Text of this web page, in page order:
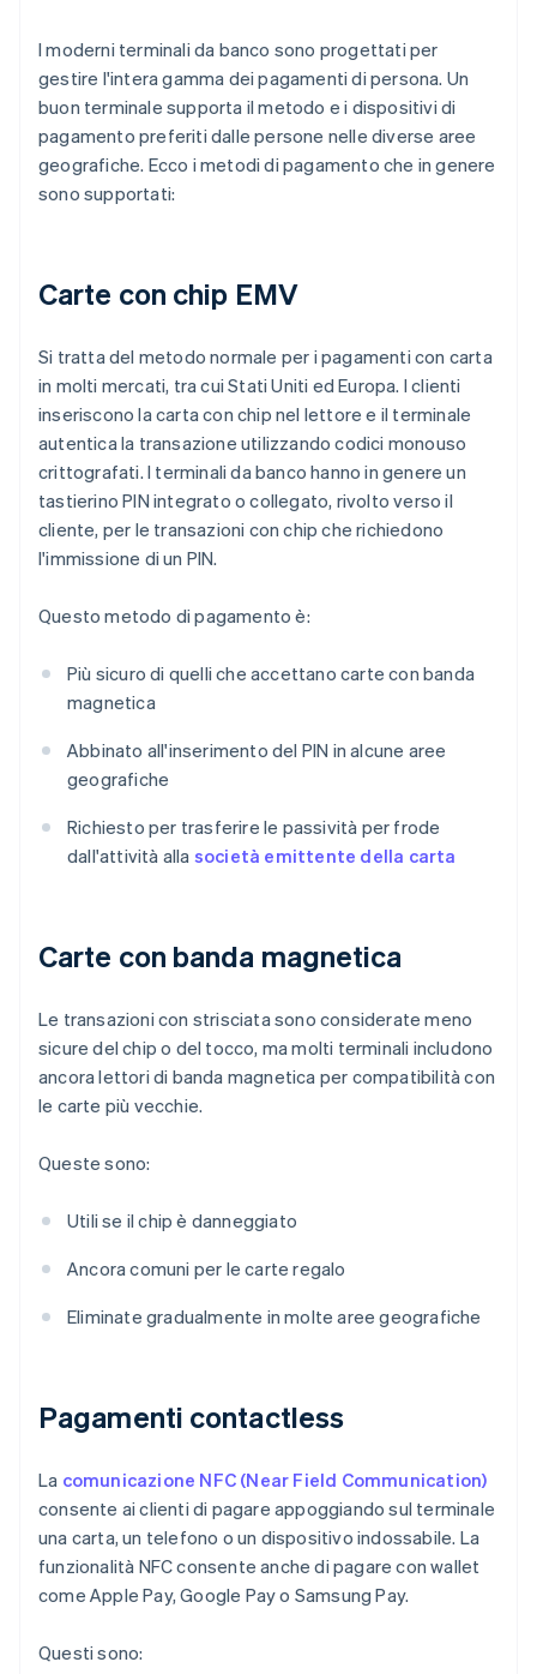
I moderni terminali da banco sono progettati per
gestire l'intera gamma dei pagamenti di persona. Un
buon terminale supporta il metodo e i dispositivi di
pagamento preferiti dalle persone nelle diverse aree
geografiche. Ecco i metodi di pagamento che in genere
sono supportati:
Carte con chip EMV
Si tratta del metodo normale per i pagamenti con carta
in molti mercati, tra cui Stati Uniti ed Europa. I clienti
inseriscono la carta con chip nel lettore e il terminale
autentica la transazione utilizzando codici monouso
crittografati. I terminali da banco hanno in genere un
tastierino PIN integrato o collegato, rivolto verso il
cliente, per le transazioni con chip che richiedono
l'immissione di un PIN.
Questo metodo di pagamento è:
Più sicuro di quelli che accettano carte con banda
magnetica
Abbinato all'inserimento del PIN in alcune aree
geografiche
Richiesto per trasferire le passività per frode
dall'attività alla società emittente della carta
Carte con banda magnetica
Le transazioni con strisciata sono considerate meno
sicure del chip o del tocco, ma molti terminali includono
ancora lettori di banda magnetica per compatibilità con
le carte più vecchie.
Queste sono:
Utili se il chip è danneggiato
Ancora comuni per le carte regalo
Eliminate gradualmente in molte aree geografiche
Pagamenti contactless
La comunicazione NFC (Near Field Communication)
consente ai clienti di pagare appoggiando sul terminale
una carta, un telefono o un dispositivo indossabile. La
funzionalità NFC consente anche di pagare con wallet
come Apple Pay, Google Pay o Samsung Pay.
Questi sono: